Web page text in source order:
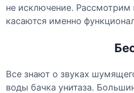
не исключение.
касаются именно
Все знают о звуках
воды бачка унитаза.